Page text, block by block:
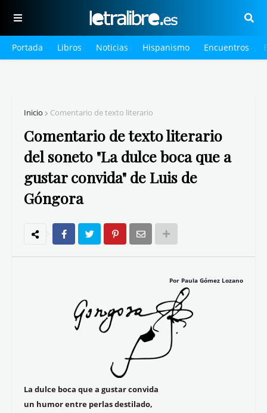
Portada Libros Noticias Hispanismo Encuentros
Inicio Comentario de texto literario
Comentario de texto literario
del soneto "La dulce boca que a
gustar convida" de Luis de
Góngora
Por Paula Gómez Lozano
La dulce boca que a gustar convida
un humor entre perlas destilado,